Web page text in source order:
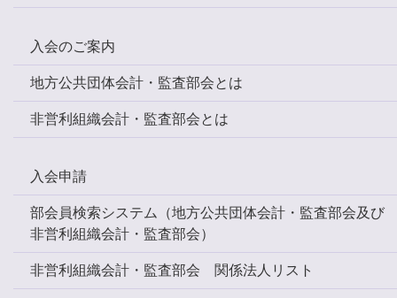
入会のご案内
地方公共団体会計・監査部会とは
非営利組織会計・監査部会とは
入会申請
部会員検索システム（地方公共団体会計・監査部会及び
非営利組織会計・監査部会）
非営利組織会計・監査部会 関係法人リスト